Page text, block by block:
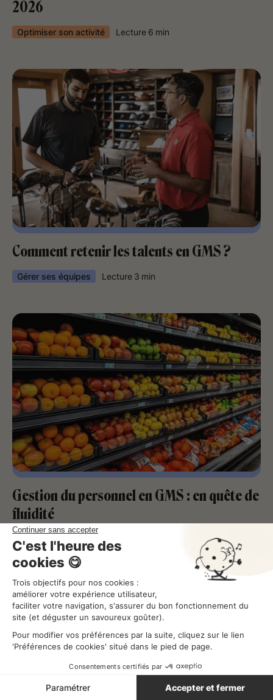
2026
Optimiser son activité Lecture 6 min
Comment retenir les talents en GMS ?
Gérer ses équipes Lecture 3 min
Gestion du personnel en GMS : en quête de
fluidité
Gérer ses équipes Lecture
Paris, France
34000 Montpellier